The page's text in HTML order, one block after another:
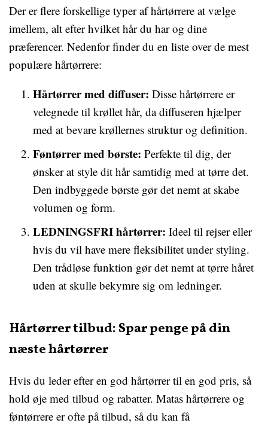
Der er flere forskellige typer af hårtørrere at vælge
imellem, alt efter hvilket hår du har og dine
præferencer. Nedenfor finder du en liste over de mest
populære hårtørrere:
Hårtørrer med diffuser: Disse hårtørrere er
velegnede til krøllet hår, da diffuseren hjælper
med at bevare krøllernes struktur og definition.
Føntørrer med børste: Perfekte til dig, der
ønsker at style dit hår samtidig med at tørre det.
Den indbyggede børste gør det nemt at skabe
volumen og form.
LEDNINGSFRI hårtørrer: Ideel til rejser eller
hvis du vil have mere fleksibilitet under styling.
Den trådløse funktion gør det nemt at tørre håret
uden at skulle bekymre sig om ledninger.
Hårtørrer tilbud: Spar penge på din
næste hårtørrer
Hvis du leder efter en god hårtørrer til en god pris, så
hold øje med tilbud og rabatter. Matas hårtørrere og
føntørrere er ofte på tilbud, så du kan få